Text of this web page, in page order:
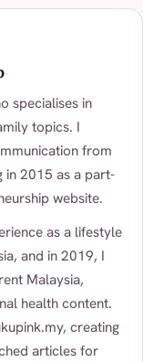
specialises in
topics. I
from
in 2015 as a part-
website.
as a lifestyle
and in 2019, I
Malaysia,
health content.
creating
articles for